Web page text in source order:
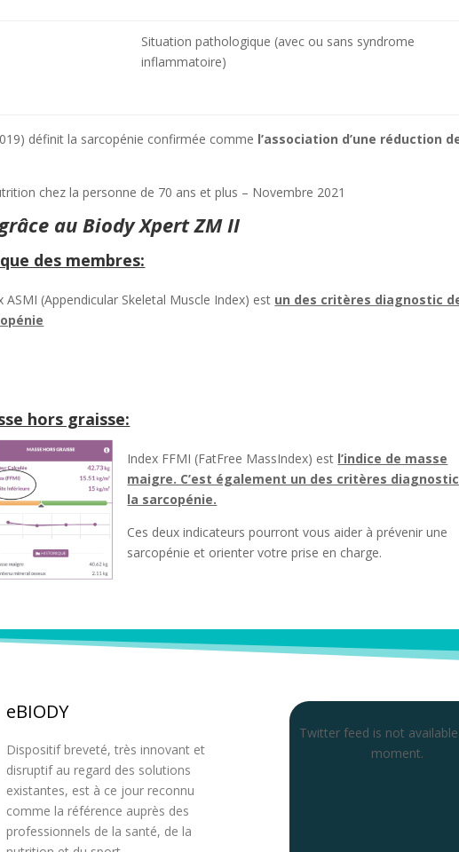
Situation pathologique (avec ou sans syndrome
inflammatoire)
définit la sarcopénie confirmée comme l’association d’une réduction
chez la personne de 70 ans et plus – Novembre 2021
au Biody Xpert ZM II
des membres:
ASMI (Appendicular Skeletal Muscle Index) est un des critères diagnostic
hors graisse:
Index FFMI (FatFree MassIndex) est l’indice de masse
maigre. C’est également un des critères
la sarcopénie.
Ces deux indicateurs pourront vous aider à prévenir une
sarcopénie et orienter votre prise en charge.
eBIODY
Dispositif breveté, très innovant et
disruptif au regard des solutions
existantes, est à ce jour reconnu
comme la référence auprès des
professionnels de la santé, de la
Twitter feed is not
moment.